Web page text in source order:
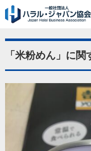
「米粉めん」に